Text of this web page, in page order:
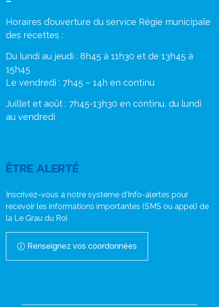
Horaires d’ouverture du service Régie municipale
des recettes :
Du lundi au jeudi : 8h45 à 11h30 et de 13h45 à
15h45
Le vendredi : 7h45 – 14h en continu
Juillet et août : 7h45-13h30 en continu, du lundi
au vendredi
ÊTRE ALERTÉ
Inscrivez-vous à notre système d'Info-alertes pour
recevoir les informations importantes (SMS ou appel) de
la Le Grau du Roi
Renseignez vos coordonnées